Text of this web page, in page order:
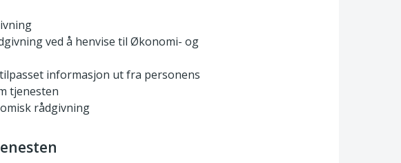
ved å henvise til Økonomi- og
informasjon ut fra personens
tjenesten
rådgivning